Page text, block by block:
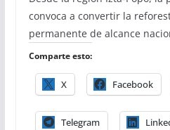
convoca a convertir la
permanente de alcance
Comparte esto:
X Facebook
Telegram